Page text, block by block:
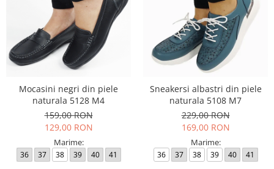
Mocasini negri din piele
naturala 5128 M4
159,00 RON
129,00 RON
Marime:
36 37 38 39 40 41
Sneakersi albastri din piele
naturala 5108 M7
229,00 RON
169,00 RON
Marime:
36 37 38 39 40 41